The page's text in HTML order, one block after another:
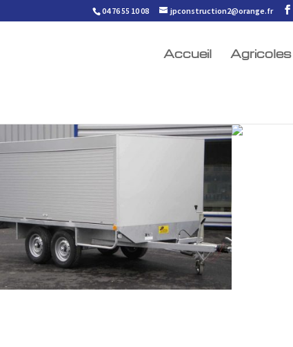
04 76 55 10 08 jpconstruction2@orange.fr
Accueil Agricoles